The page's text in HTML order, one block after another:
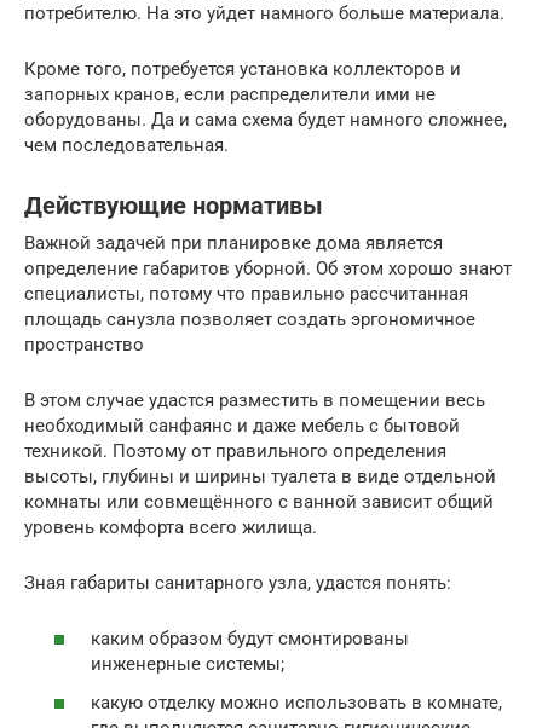
потребителю. На это уйдет намного больше материала.
Кроме того, потребуется установка коллекторов и
запорных кранов, если распределители ими не
оборудованы. Да и сама схема будет намного сложнее,
чем последовательная.
Действующие нормативы
Важной задачей при планировке дома является
определение габаритов уборной. Об этом хорошо знают
специалисты, потому что правильно рассчитанная
площадь санузла позволяет создать эргономичное
пространство
В этом случае удастся разместить в помещении весь
необходимый санфаянс и даже мебель с бытовой
техникой. Поэтому от правильного определения
высоты, глубины и ширины туалета в виде отдельной
комнаты или совмещённого с ванной зависит общий
уровень комфорта всего жилища.
Зная габариты санитарного узла, удастся понять:
каким образом будут смонтированы
инженерные системы;
какую отделку можно использовать в комнате,